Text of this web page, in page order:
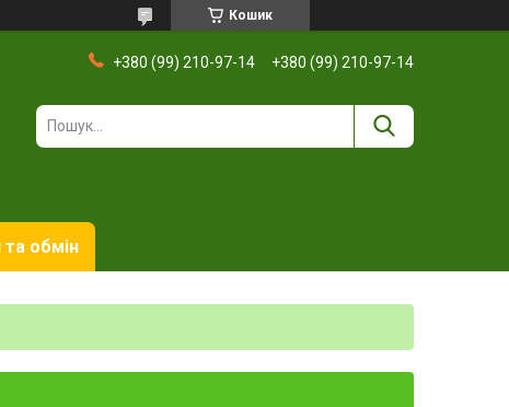
Кошик
+380 (99) 210-97-14 +380 (99) 210-97-14
обмін